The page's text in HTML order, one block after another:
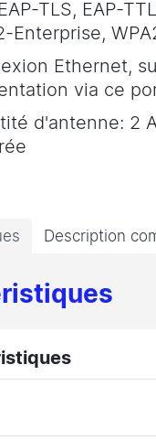
TLS, EAP-
Enterprise,
Ethernet,
via ce
d'antenne: 2
Description